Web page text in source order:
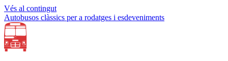
Vés al contingut
Autobusos clàssics per a rodatges i esdeveniments